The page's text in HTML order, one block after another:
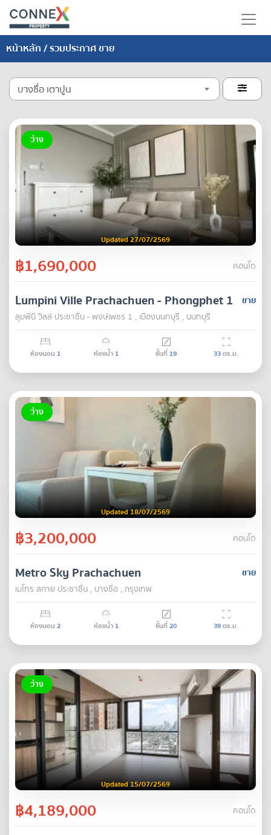
หน้าหลัก/ รวมประกาศ ขาย
บางซื่อ เตาปูน 
ว่าง
Updated 27/07/2569
฿1,690,000 คอนโด
ขาย
Lumpini Ville Prachachuen - Phongphet 1
ลุมพินี วิลล์ ประชาชื่น - พงษ์เพชร 1 , เมืองนนทบุรี , นนทบุรี
ห้องนอน 1 ห้องน้ำ 1 ชั้นที่ 19 33ตร.ม.
ว่าง
Updated 18/07/2569
฿3,200,000 คอนโด
ขาย
Metro Sky Prachachuen
เมโทร สกาย ประชาชื่น , บางซื่อ , กรุงเทพ
ห้องนอน 2 ห้องน้ำ 1 ชั้นที่20 39ตร.ม.
ว่าง
Updated 15/07/2569
฿4,189,000 คอนโด